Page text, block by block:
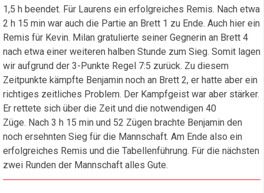
1,5 h beendet. Für Laurens ein erfolgreiches Remis. Nach etwa
2 h 15 min war auch die Partie an Brett 1 zu Ende. Auch hier ein
Remis für Kevin. Milan gratulierte seiner Gegnerin an Brett 4
nach etwa einer weiteren halben Stunde zum Sieg. Somit lagen
wir aufgrund der 3-Punkte Regel 7:5 zurück. Zu diesem
Zeitpunkte kämpfte Benjamin noch an Brett 2, er hatte aber ein
richtiges zeitliches Problem. Der Kampfgeist war aber stärker.
Er rettete sich über die Zeit und die notwendigen 40
Züge. Nach 3 h 15 min und 52 Zügen brachte Benjamin den
noch ersehnten Sieg für die Mannschaft. Am Ende also ein
erfolgreiches Remis und die Tabellenführung. Für die nächsten
zwei Runden der Mannschaft alles Gute.